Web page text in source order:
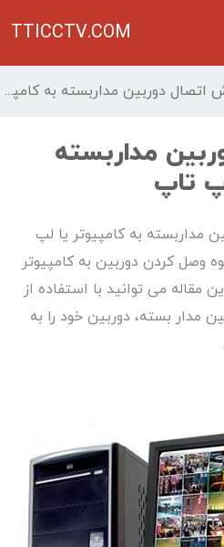
TTICCTV.COM
آموزش اتصال دوربین مداربسته به کامپیوتر یا لپ تاپ
مداربسته
تاپ
مداربسته به کامپیوتر یا لپ
وصل كردن دوربين به كامپيوتر
مقاله می توانید با استفاده از
مدار بسته، دوربین خود را به